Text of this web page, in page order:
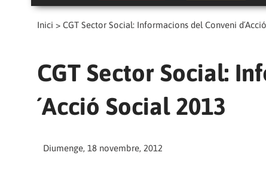
Inici > CGT Sector Social: Informacions del Conveni
CGT Sector Social:
´Acció Social 2013
Diumenge, 18 novembre, 2012